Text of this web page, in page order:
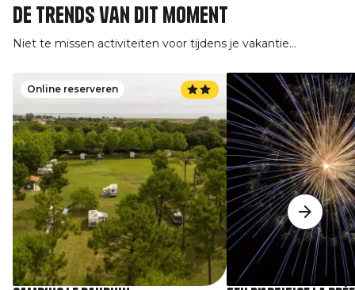
De trends van dit moment
Niet te missen activiteiten voor tijdens je vakantie...
Online reserveren